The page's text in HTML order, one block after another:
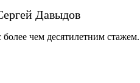
Давыдов
чем десятилетним